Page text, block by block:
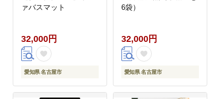
ァバスマット
32,000円
愛知県 名古屋市
6袋）
32,000円
愛知県 名古屋市